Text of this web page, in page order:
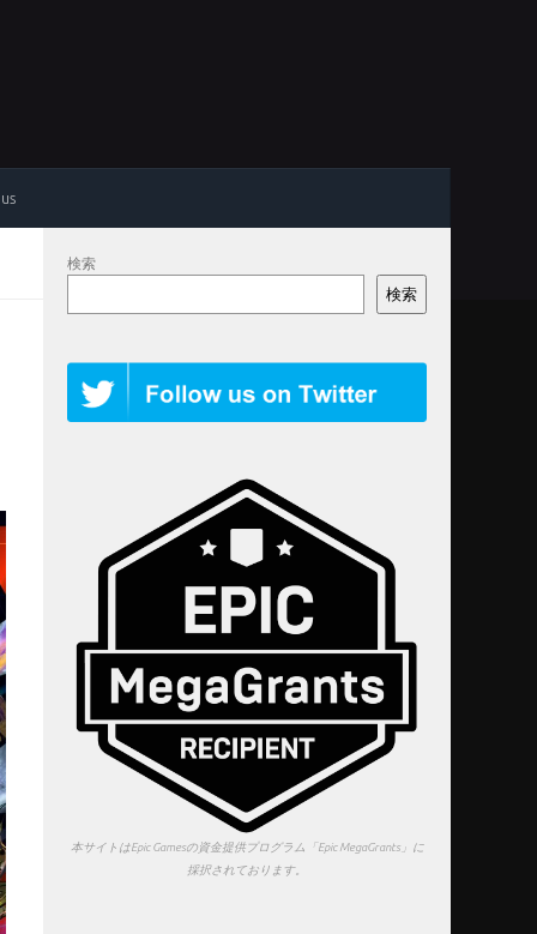
検索
検索
本サイトはEpic Gamesの資金提供プログラム「Epic MegaGrants」に
採択されております。